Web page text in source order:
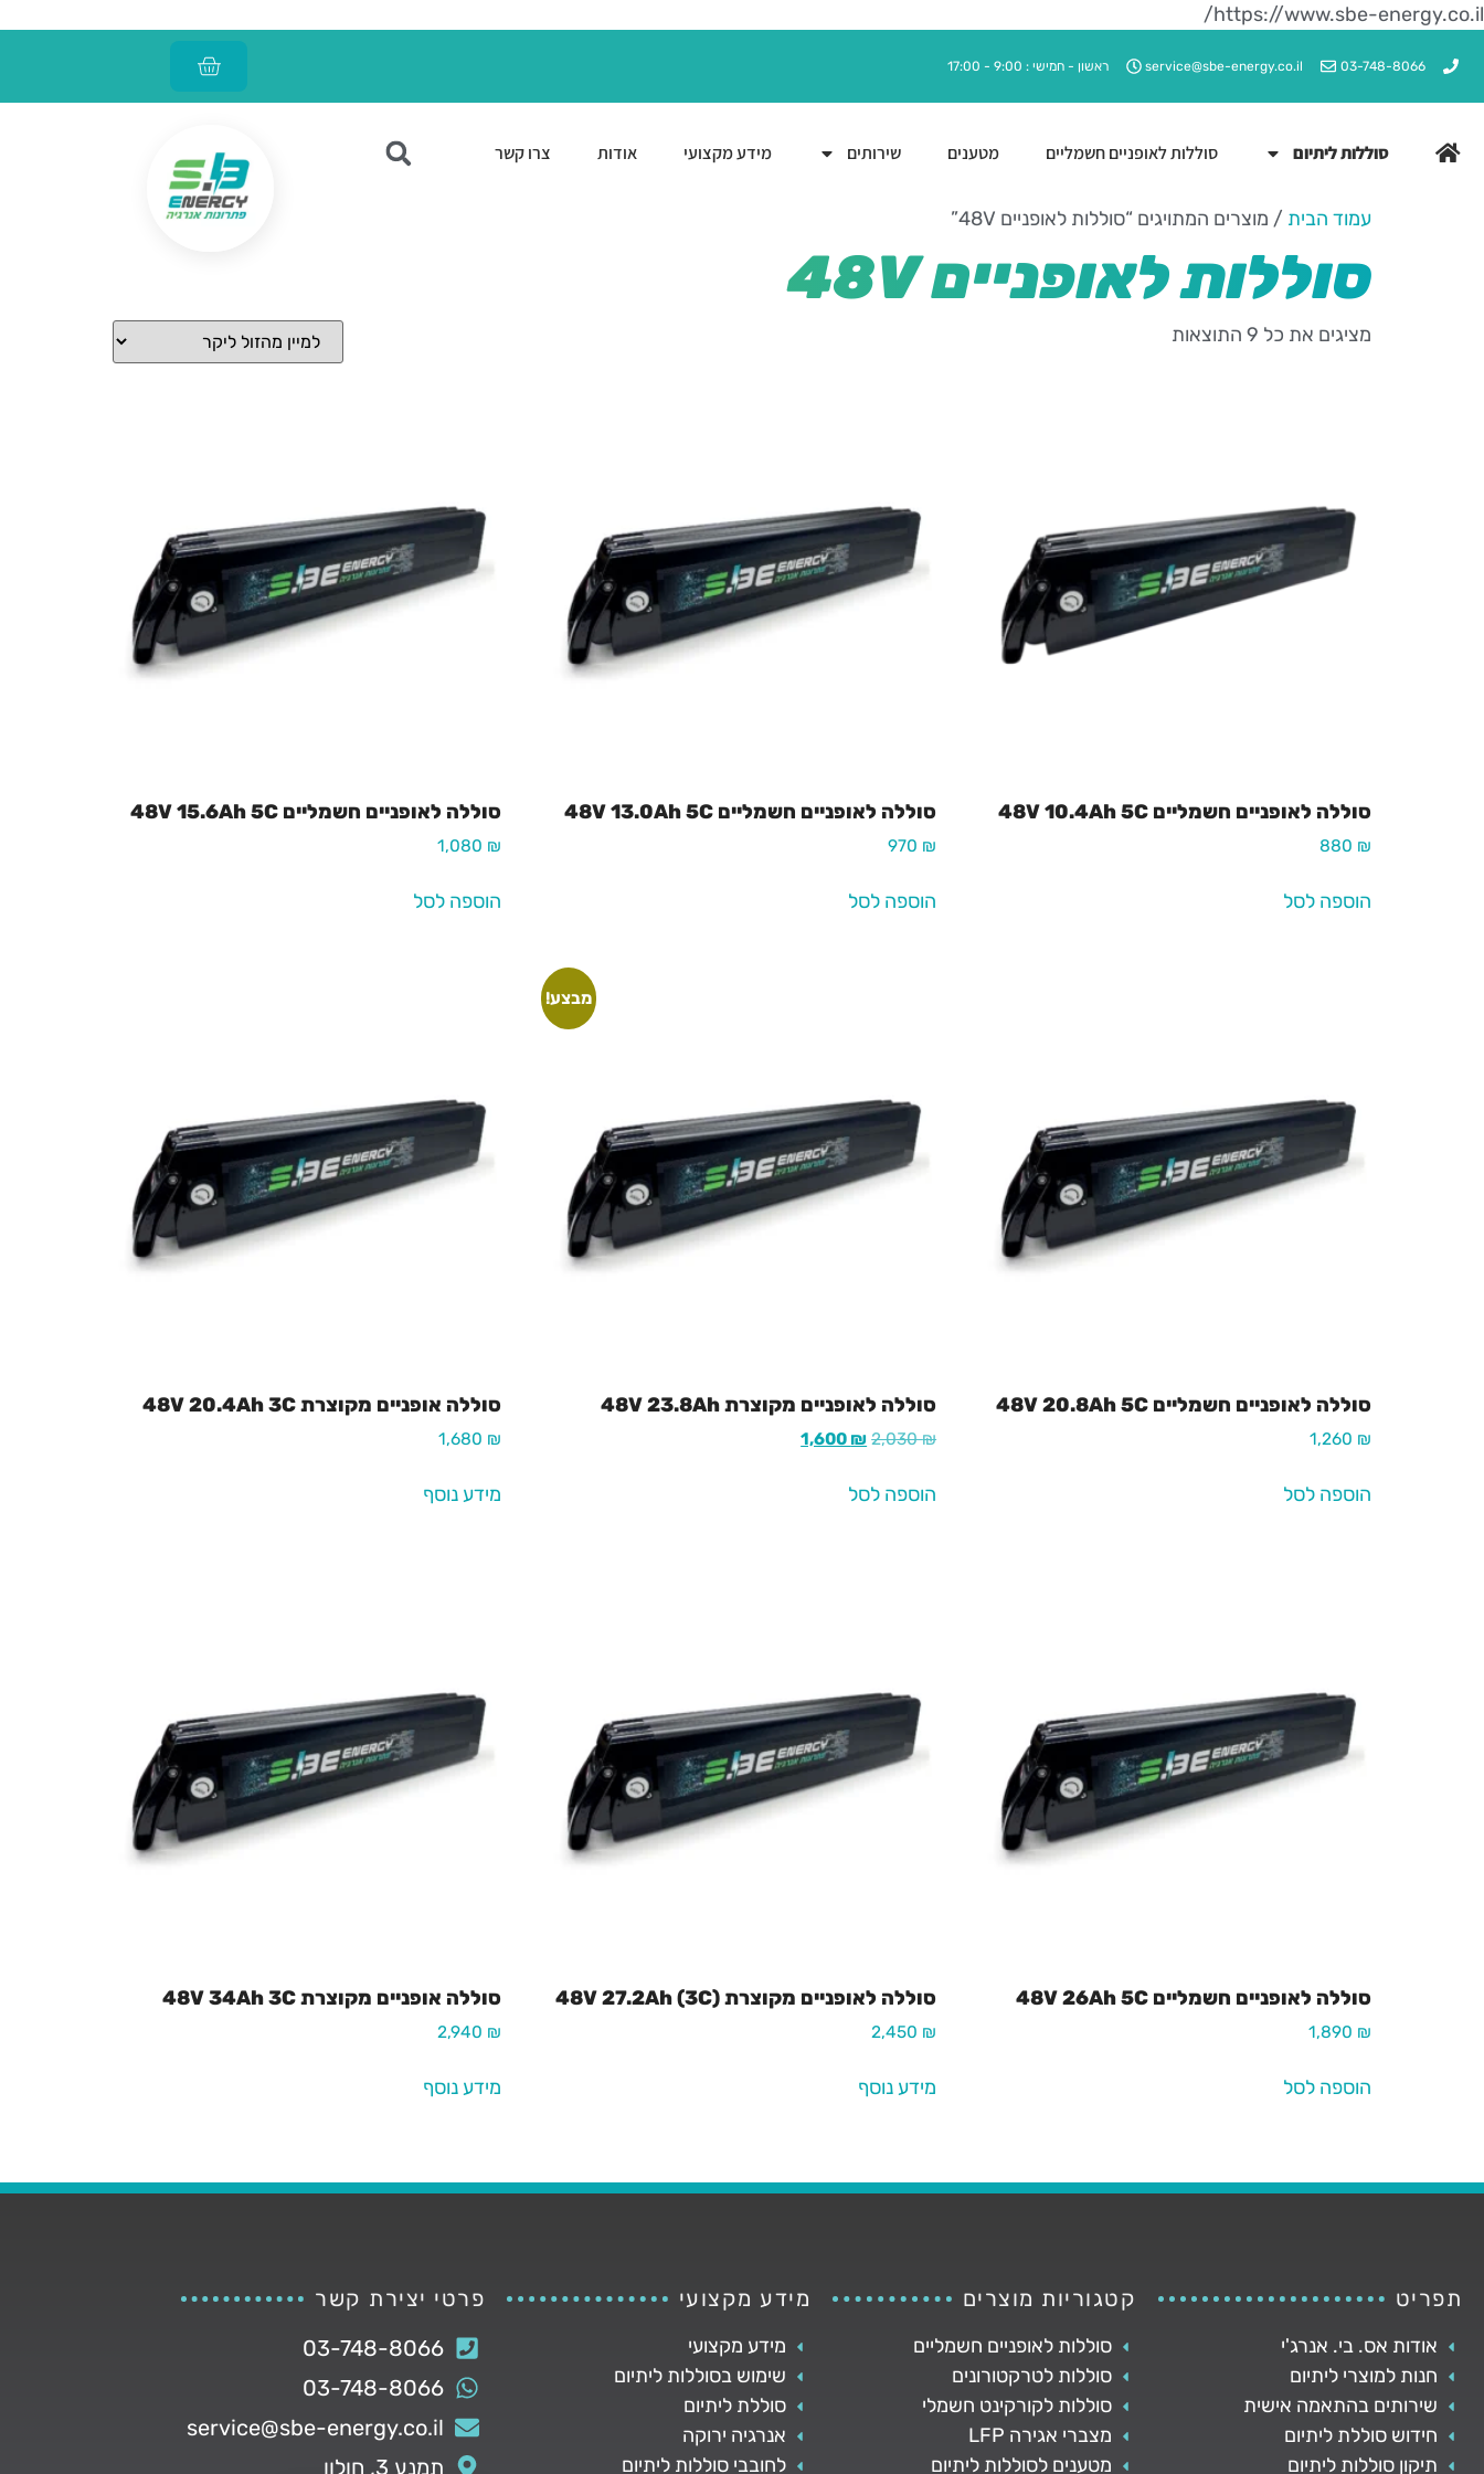
https://www.sbe-energy.co.il/
03-748-8066
service@sbe-energy.co.il ראשון - חמישי : 9:00 - 17:00
סוללות ליתיום סוללות לאופניים חשמליים מטענים שירותים מידע מקצועי אודות צרו קשר
עמוד הבית / מוצרים המתויגים “סוללות לאופניים 48V”
סוללות לאופניים 48V
מציגים את כל ⁦9⁩ התוצאות
סוללה לאופניים חשמליים 48V 10.4Ah 5C
880 ₪
הוספה לסל
סוללה לאופניים חשמליים 48V 13.0Ah 5C
970 ₪
הוספה לסל
סוללה לאופניים חשמליים 48V 15.6Ah 5C
1,080 ₪
הוספה לסל
סוללה לאופניים חשמליים 48V 20.8Ah 5C
1,260 ₪
הוספה לסל
מבצע!
סוללה לאופניים מקוצרת 48V 23.8Ah
2,030₪
1,600 ₪
הוספה לסל
סוללה אופניים מקוצרת 48V 20.4Ah 3C
1,680 ₪
מידע נוסף
סוללה לאופניים חשמליים 48V 26Ah 5C
1,890 ₪
הוספה לסל
סוללה לאופניים מקוצרת 48V 27.2Ah (3C)
2,450 ₪
מידע נוסף
סוללה אופניים מקוצרת 48V 34Ah 3C
2,940 ₪
מידע נוסף
תפריט
אודות אס. בי. אנרג'י
חנות למוצרי ליתיום
שירותים בהתאמה אישית
חידוש סוללת ליתיום
תיקון סוללות ליתיום
קטגוריות מוצרים
סוללות לאופניים חשמליים
סוללות לטרקטורונים
סוללות לקורקינט חשמלי
מצברי אגירה LFP
מטענים לסוללות ליתיום
מידע מקצועי
מידע מקצועי
שימוש בסוללות ליתיום
סוללת ליתיום
אנרגיה ירוקה
לחובבי סוללות ליתיום
פרטי יצירת קשר
03-748-8066
03-748-8066
service@sbe-energy.co.il
תמנע 3, חולון